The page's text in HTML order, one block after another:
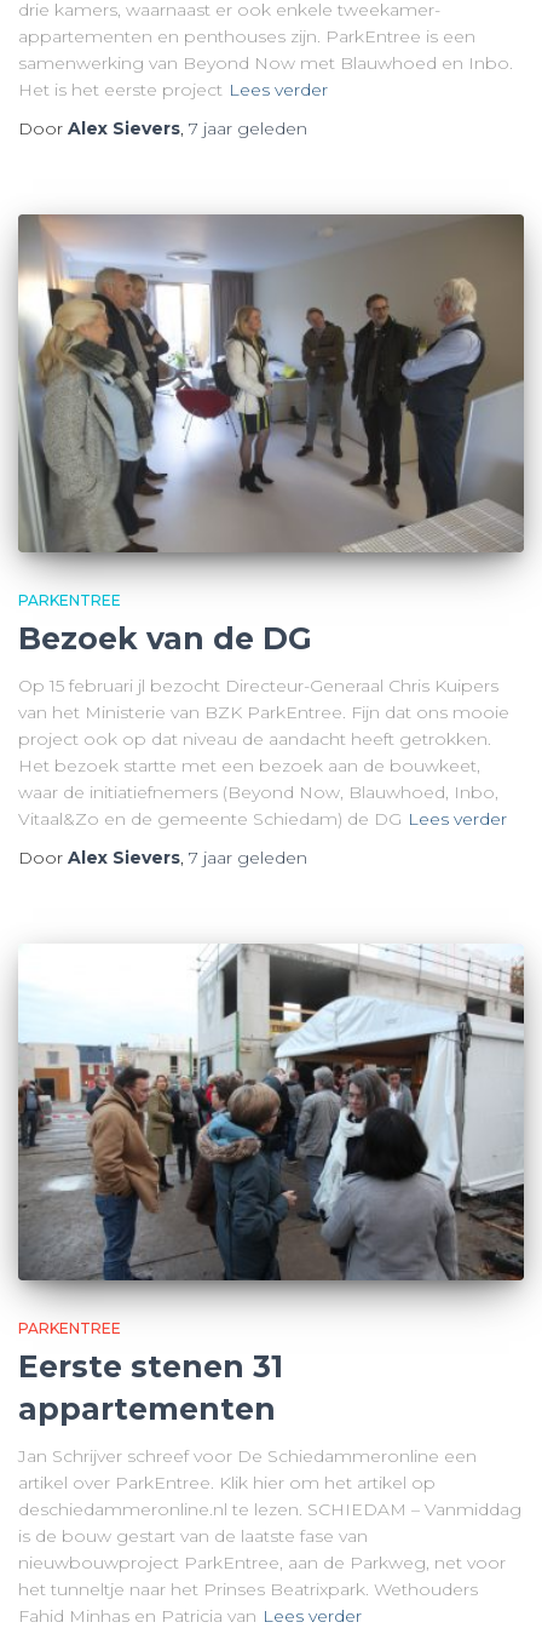
drie kamers, waarnaast er ook enkele tweekamer-
appartementen en penthouses zijn. ParkEntree is een
samenwerking van Beyond Now met Blauwhoed en Inbo.
Het is het eerste project Lees verder
Door Alex Sievers, 7 jaar geleden
PARKENTREE
Bezoek van de DG
Op 15 februari jl bezocht Directeur-Generaal Chris Kuipers
van het Ministerie van BZK ParkEntree. Fijn dat ons mooie
project ook op dat niveau de aandacht heeft getrokken.
Het bezoek startte met een bezoek aan de bouwkeet,
waar de initiatiefnemers (Beyond Now, Blauwhoed, Inbo,
Vitaal&Zo en de gemeente Schiedam) de DG Lees verder
Door Alex Sievers, 7 jaar geleden
PARKENTREE
Eerste stenen 31
appartementen
Jan Schrijver schreef voor De Schiedammeronline een
artikel over ParkEntree. Klik hier om het artikel op
deschiedammeronline.nl te lezen. SCHIEDAM – Vanmiddag
is de bouw gestart van de laatste fase van
nieuwbouwproject ParkEntree, aan de Parkweg, net voor
het tunneltje naar het Prinses Beatrixpark. Wethouders
Fahid Minhas en Patricia van Lees verder